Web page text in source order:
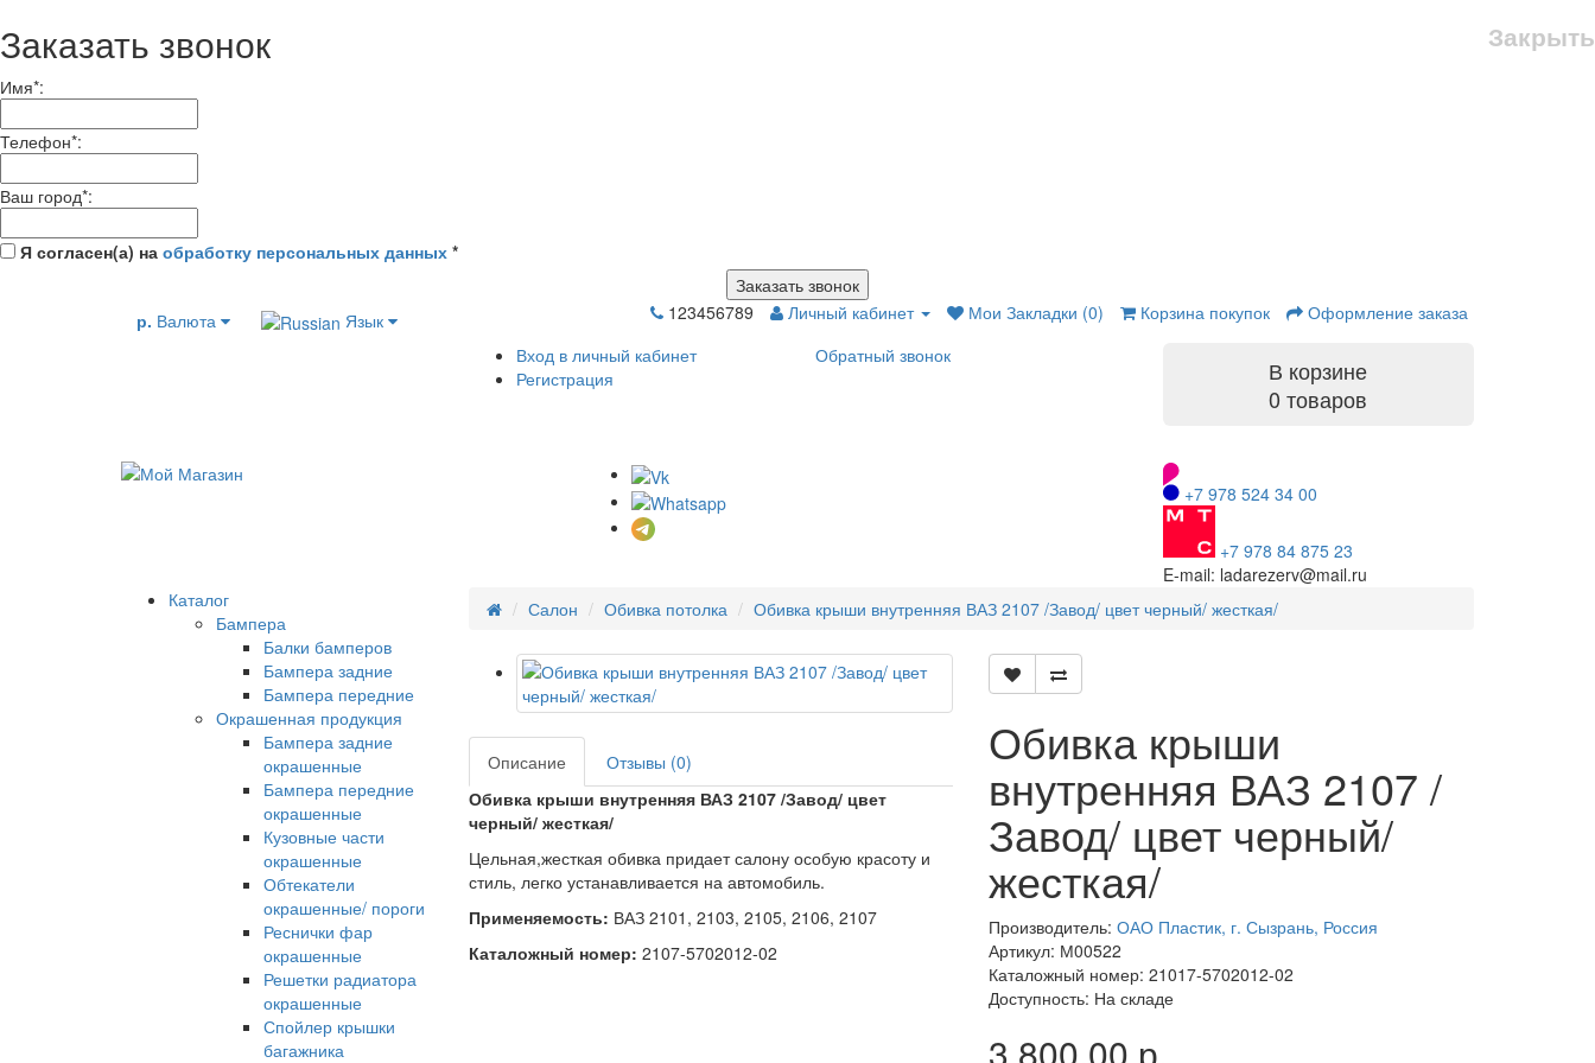
Закрыть
Заказать звонок
Имя*:
Телефон*:
Ваш город*:
Я согласен(а) на обработку персональных данных *
Заказать звонок
р. Валюта Язык 123456789 Личный кабинет Мои Закладки (0) Корзина покупок
Оформление заказа
Вход в личный кабинет
Регистрация
Обратный звонок
В корзине
0 товаров
+7 978 524 34 00
+7 978 84 875 23
E-mail: ladarezerv@mail.ru
Каталог
Бампера
Балки бамперов
Бампера задние
Бампера передние
Окрашенная продукция
Бампера задние
окрашенные
Бампера передние
окрашенные
Кузовные части
окрашенные
Обтекатели
окрашенные/ пороги
Реснички фар
окрашенные
Решетки радиатора
окрашенные
Спойлер крышки
багажника
Салон Обивка потолка Обивка крыши внутренняя ВАЗ 2107 /Завод/ цвет черный/ жесткая/
Описание
Отзывы (0)
Обивка крыши внутренняя ВАЗ 2107 /Завод/ цвет
черный/ жесткая/
Цельная,жесткая обивка придает салону особую красоту и
стиль, легко устанавливается на автомобиль.
Применяемость: ВАЗ 2101, 2103, 2105, 2106, 2107
Каталожный номер: 2107-5702012-02
Обивка крыши
внутренняя ВАЗ 2107 /
Завод/ цвет черный/
жесткая/
Производитель:ОАО Пластик, г. Сызрань, Россия
Артикул: М00522
Каталожный номер: 21017-5702012-02
Доступность: На складе